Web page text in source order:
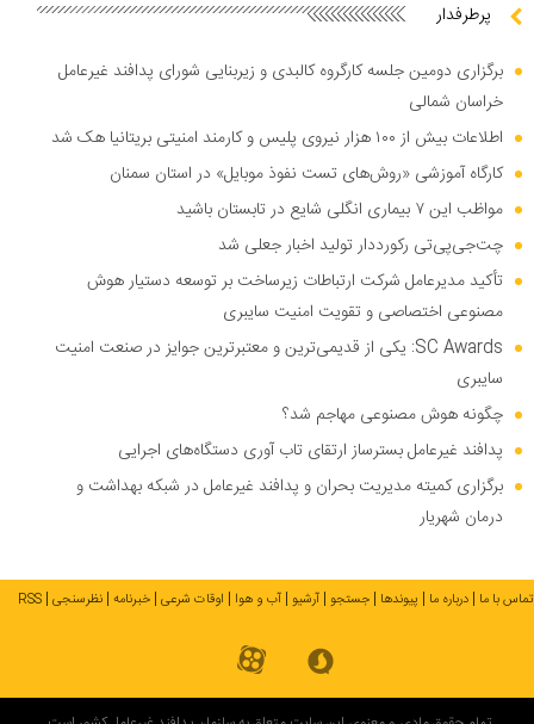
پرطرفدار
برگزاری دومین جلسه کارگروه کالبدی و زیربنایی شورای پدافند غیرعامل
خراسان شمالی
اطلاعات بیش از ۱۰۰ هزار نیروی پلیس و کارمند امنیتی بریتانیا هک شد
کارگاه آموزشی «روش‌های تست نفوذ موبایل» در استان سمنان
مواظب این ۷ بیماری انگلی شایع در تابستان باشید
چت‌جی‌پی‌تی رکورددار تولید اخبار جعلی شد
تأکید مدیرعامل شرکت ارتباطات زیرساخت بر توسعه دستیار هوش
مصنوعی اختصاصی و تقویت امنیت سایبری
SC Awards: یکی از قدیمی‌ترین و معتبرترین جوایز در صنعت امنیت
سایبری
چگونه هوش مصنوعی مهاجم شد؟
پدافند غیرعامل بسترساز ارتقای تاب آوری دستگاه‌های اجرایی
برگزاری کمیته مدیریت بحران و پدافند غیرعامل در شبکه بهداشت و
درمان شهریار
تماس با ما درباره ما پیوندها جستجو آرشیو آب و هوا اوقات شرعی خبرنامه نظرسنجی RSS